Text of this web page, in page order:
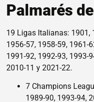
Palmarés
19 Ligas Italianas: 1901,
1956-57, 1958-59, 1961-
1991-92, 1992-93, 1993-
2010-11 y 2021-22.
7 Champions
1989-90, 1993-94,